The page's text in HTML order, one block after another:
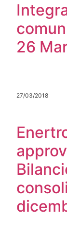
26
27/03/2018